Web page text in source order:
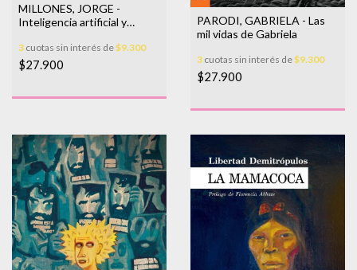
MILLONES, JORGE -
Inteligencia artificial y
3 cuotas sin interés de$9.300
$27.900
PARODI, GABRIELA - Las
mil vidas de Gabriela
3 cuotas sin interés de$9.300
$27.900